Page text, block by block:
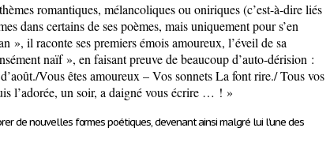
romantiques, mélancoliques ou oniriques (c’est-à-dire liés
dans certains de ses poèmes, mais uniquement pour s’en
», il raconte ses premiers émois amoureux, l’éveil de sa
naïf », en faisant preuve de beaucoup d’auto-dérision :
Vous êtes amoureux – Vos sonnets La font rire./ Tous vos
l’adorée, un soir, a daigné vous écrire … ! »
denouvelles formes poétiques, devenant ainsi malgré lui l’une des